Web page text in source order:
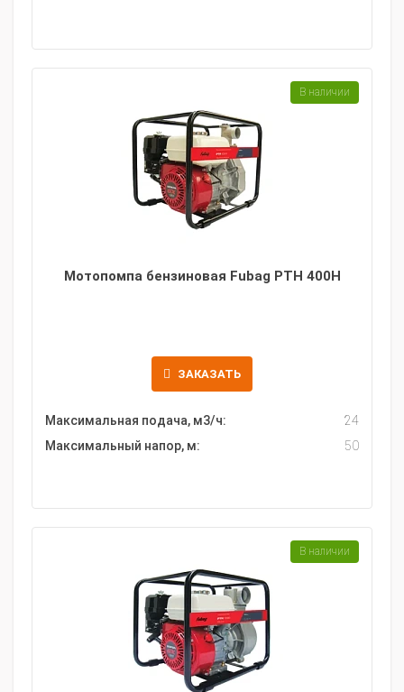
Мотопомпа бензиновая Fubag PTH 400H
ЗАКАЗАТЬ
Максимальная подача, м3/ч:
24
Максимальный напор, м:
50
В наличии
В наличии